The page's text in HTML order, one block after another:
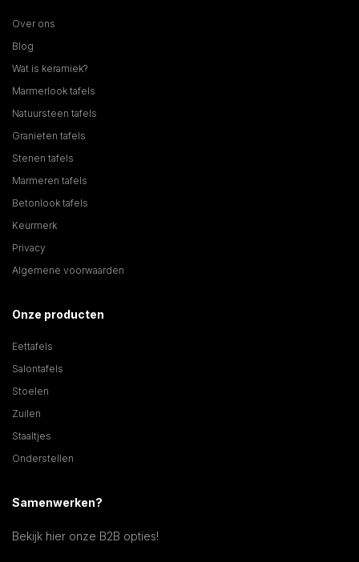
Over ons
Blog
Wat is keramiek?
Marmerlook tafels
Natuursteen tafels
Granieten tafels
Stenen tafels
Marmeren tafels
Betonlook tafels
Keurmerk
Privacy
Algemene voorwaarden
Onze producten
Eettafels
Salontafels
Stoelen
Zuilen
Staaltjes
Onderstellen
Samenwerken?
Bekijk hier onze B2B opties!